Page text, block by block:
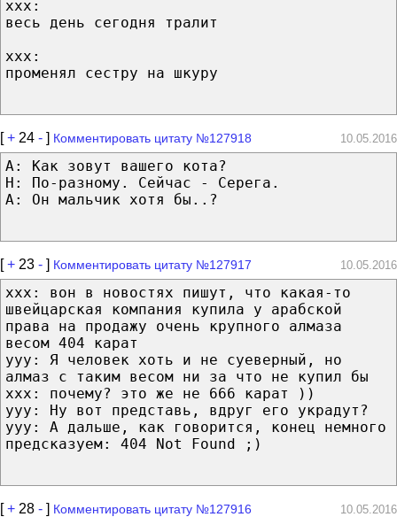
xxx:
весь день сегодня тралит
xxx:
променял сестру на шкуру
[+ 24 - ] Комментировать цитату №127918 10.05.2016
А: Как зовут вашего кота?
Н: По-разному. Сейчас - Серега.
А: Он мальчик хотя бы..?
[+ 23 - ] Комментировать цитату №127917 10.05.2016
xxx: вон в новостях пишут, что какая-то
швейцарская компания купила у арабской
права на продажу очень крупного алмаза
весом 404 карат
yyy: Я человек хоть и не суеверный, но
алмаз с таким весом ни за что не купил бы
xxx: почему? это же не 666 карат ))
yyy: Ну вот представь, вдруг его украдут?
yyy: А дальше, как говорится, конец немного
предсказуем: 404 Not Found ;)
[+ 28 - ] Комментировать цитату №127916 10.05.2016